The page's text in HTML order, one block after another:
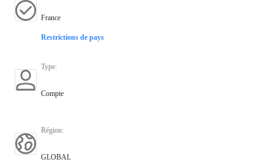
France
Restrictions de pays
Type:
Compte
Région:
GLOBAL